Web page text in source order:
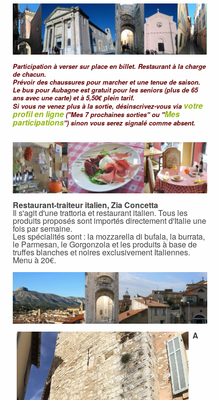
Participation à verser sur place en billet. Restaurant à la charge
de chacun.
Prévoir des chaussures pour marcher et une tenue de saison.
Le bus pour Aubagne est gratuit pour les seniors (plus de 65
ans avec une carte) et à 5,50€ plein tarif.
Si vous ne venez plus à la sortie, désinscrivez-vous via votre
profil en ligne ("Mes 7 prochaines sorties" ou "Mes
participations") sinon vous serez signalé comme absent.
Restaurant-traiteur italien, Zia Concetta
Il s'agit d'une trattoria et restaurant italien. Tous les
produits proposés sont importés directement d'Italie une
fois par semaine.
Les spécialités sont : la mozzarella di bufala, la burrata,
le Parmesan, le Gorgonzola et les produits à base de
truffes blanches et noires exclusivement Italiennes.
Menu à 20€.
A